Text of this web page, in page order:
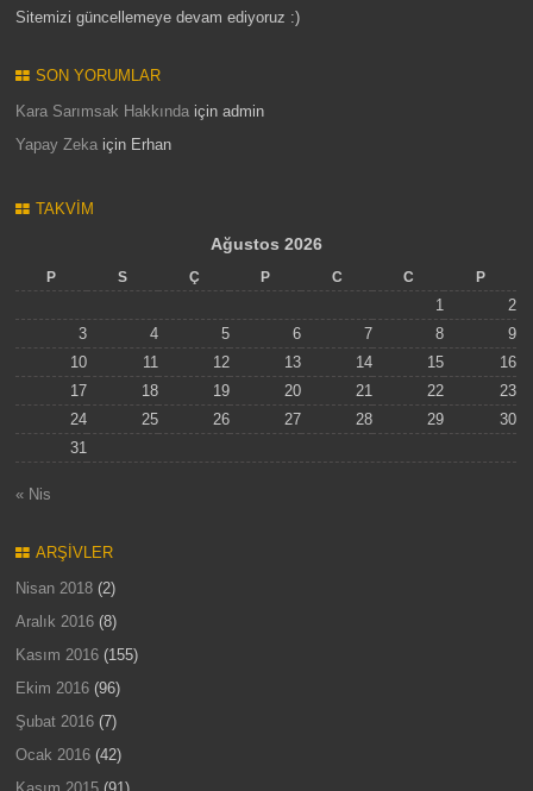
Sitemizi güncellemeye devam ediyoruz :)
SON YORUMLAR
Kara Sarımsak Hakkında içinadmin
Yapay Zeka için Erhan
TAKVIM
Ağustos 2026
P S Ç P C C P
1
2
3
4 5 6 7 8
9
10
11 12 13 14 15
16
17
18 19 20 21 22
23
24
25 26 27 28 29
30
31
« Nis
ARŞIVLER
Nisan 2018 (2)
Aralık 2016 (8)
Kasım 2016 (155)
Ekim 2016 (96)
Şubat 2016 (7)
Ocak 2016 (42)